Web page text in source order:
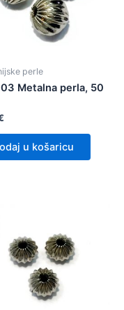
perle
Metalna perla, 50
u košaricu